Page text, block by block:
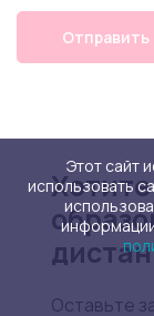
Отправить
Оставьте
Этот сайт
использовать